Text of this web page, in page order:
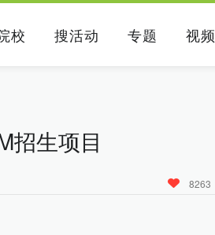
校 搜活动 专题 视频
招生项目
8263